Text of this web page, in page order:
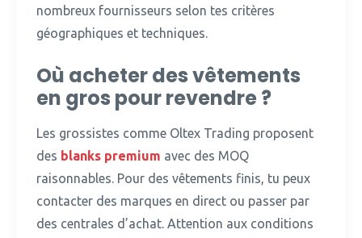
nombreux fournisseurs selon tes critères
géographiques et techniques.
Où acheter des vêtements
en gros pour revendre ?
Les grossistes comme Oltex Trading proposent
des blanks premium avec des MOQ
raisonnables. Pour des vêtements finis, tu peux
contacter des marques en direct ou passer par
des centrales d’achat. Attention aux conditions